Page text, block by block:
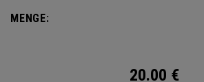
MENGE:
20.00 €